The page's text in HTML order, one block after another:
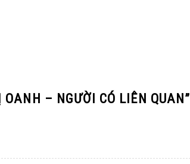
– NGƯỜI CÓ LIÊN QUAN”